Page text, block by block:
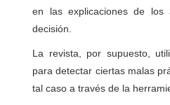
en las explicaciones de los
decisión.
La revista, por supuesto,
para detectar ciertas malas
tal caso a través de la